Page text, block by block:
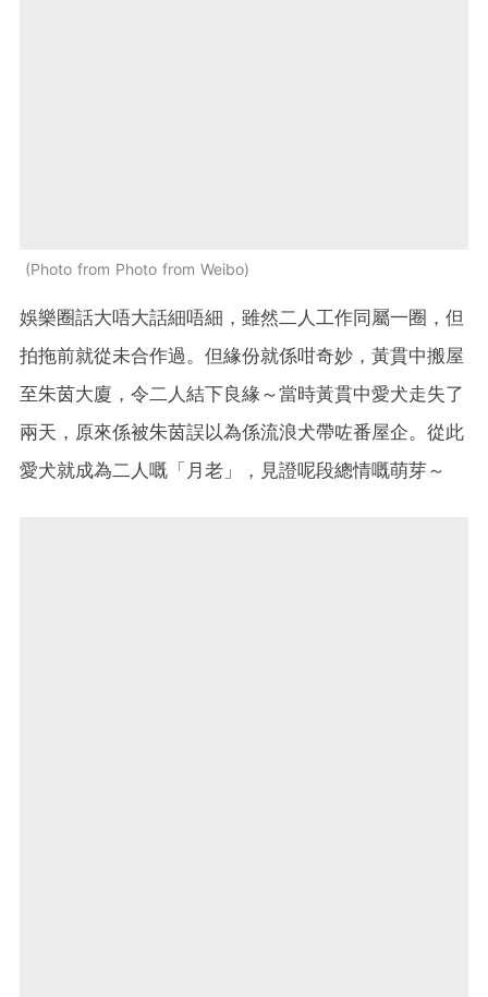
Photo from Photo from Weibo
娛樂圈話大唔大話細唔細，雖然二人工作同屬一圈，但
拍拖前就從未合作過。但緣份就係咁奇妙，黃貫中搬屋
至朱茵大廈，令二人結下良緣～當時黃貫中愛犬走失了
兩天，原來係被朱茵誤以為係流浪犬帶咗番屋企。從此
愛犬就成為二人嘅「月老」，見證呢段總情嘅萌芽～